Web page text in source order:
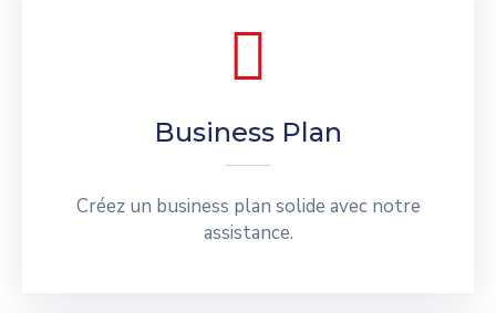
Business Plan
Créez un business plan solide avec notre
assistance.